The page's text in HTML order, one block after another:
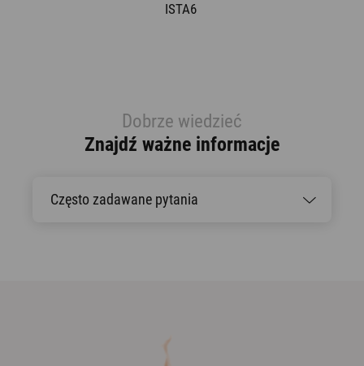
ISTA6
Dobrze wiedzieć
Znajdź ważne informacje
Często zadawane pytania